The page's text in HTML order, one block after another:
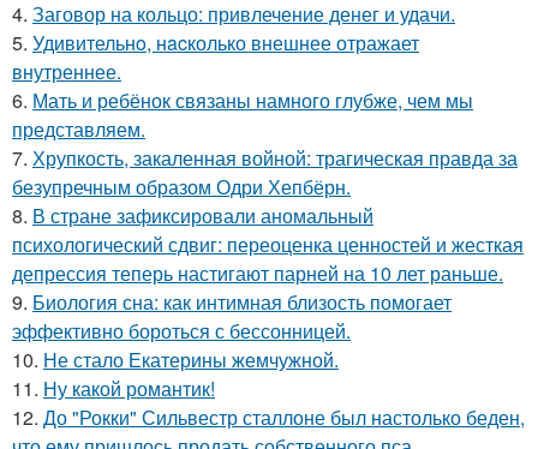
4. Заговор на кольцо: привлечение денег и удачи.
5. Удивительнo, нacколько внешнее отражает
внутреннее.
6. Мать и ребёнок связаны намного глубже, чем мы
представляем.
7. Хрупкость, закаленная войной: трагическая правда за
безупречным образом Одри Хепбёрн.
8. В стране зафиксировали аномальный
психологический сдвиг: переоценка ценностей и жесткая
депрессия теперь настигают парней на 10 лет раньше.
9. Биология сна: как интимная близость помогает
эффективно бороться с бессонницей.
10. Не стало Екатерины жемчужной.
11. Ну какой романтик!
12. До "Рокки" Сильвестр сталлоне был настолько беден,